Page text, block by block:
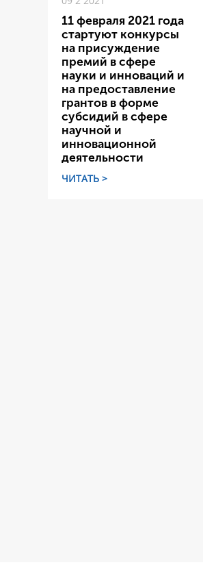
11 февраля 2021 года
стартуют конкурсы
на присуждение
премий в сфере
науки и инноваций и
на предоставление
грантов в форме
субсидий в сфере
научной и
инновационной
деятельности
ЧИТАТЬ >